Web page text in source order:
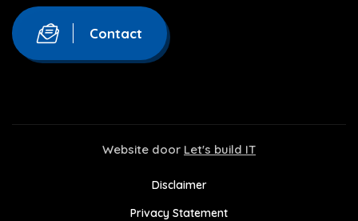
Contact
Website door Let's build IT
Disclaimer
Privacy Statement